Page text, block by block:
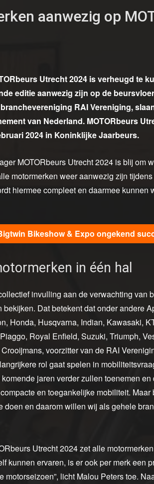
aanwezig op
Utrecht 2024 is verheugd te
editie aanwezig zijn op de
RAI Vereniging,
van Nederland. MOTORbeurs
2024 in Koninklijke Jaarbeurs.
MOTORbeurs Utrecht 2024 is blij om
motormerken weer aanwezig zijn
hiermee compleet en daarmee
Bikeshow & Expo ongekend
in één hal
invulling aan de verwachting van
Dat betekent dat onder andere
Honda, Husqvarna, Indian, Kawasaki,
Royal Enfield, Suzuki, Triumph,
voorzitter van de RAI
rol gaat spelen in
jaren verder zullen toenemen
en toegankelijke mobiliteit.
doen en daarom willen wij als gehele
Utrecht 2024 zet alle
kunnen ervaren, is er ook per merk een
motorseizoen”, licht Malou Peters toe.